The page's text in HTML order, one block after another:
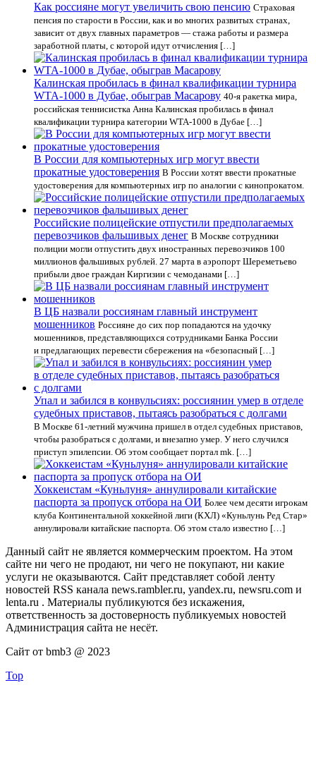
Как россияне могут увеличить свою пенсию Страховая
пенсия по старости в России, как и во многих развитых странах,
зависит от двух главных параметров — стажа работы и размера
заработной платы, с которой идут отчисления […]
Калинская пробилась в финал квалификации турнира
WTA-1000 в Дубае, обыграв Масарову 40-я ракетка мира,
российская теннисистка Анна Калинская пробилась в финал
квалификации турнира категории WTA-1000 в Дубае […]
В России для компьютерных игр могут ввести
прокатные удостоверения В России хотят ввести прокатные
удостоверения для компьютерных игр по аналогии с кинопрокатом.
Российские полицейские отпустили предполагаемых
перевозчиков фальшивых денег В Москве сотрудники
полиции могли отпустить двух иностранных перевозчиков 100
миллионов фальшивых рублей. 27 марта в аэропорт Шереметьево
прибыли двое граждан Киргизии с чемоданами […]
В ЦБ назвали россиянам главный инструмент
мошенников Россияне до сих пор попадаются на удочку
мошенников, представляющихся сотрудниками Банка России
и предлагающих перевести сбережения на «безопасный […]
Упал и забился в конвульсиях: россиянин умер в отделе
судебных приставов, пытаясь разобраться с долгами
В Москве 61-летний мужчина пришел в отдел судебных приставов,
чтобы разобраться с долгами, и внезапно умер. У него случился
приступ эпилепсии. Об этом сообщает портал mk. […]
Хоккеистам «Куньлуня» аннулировали китайские
паспорта за пропуск отбора на ОИ Более чем десяти игрокам
клуба Континентальной хоккейной лиги (КХЛ) «Куньлунь Ред Стар»
аннулировали китайские паспорта. Об этом стало известно […]
Данный сайт не является коммерческим проектом. На этом
сайте ни чего не продают, ни чего не покупают, ни какие
услуги не оказываются. Сайт представляет собой ленту
новостей RSS канала news.rambler.ru, yandex.ru, newsru.com и
lenta.ru . Материалы публикуются без искажения,
ответственность за достоверность публикуемых новостей
Администрация сайта не несёт.
Сайт от bmb3 @ 2023
Top